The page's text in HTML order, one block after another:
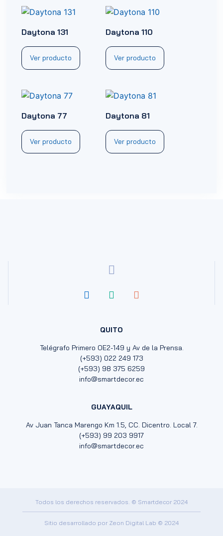
Daytona 131
Ver producto
Daytona 110
Ver producto
Daytona 77
Ver producto
Daytona 81
Ver producto
QUITO
Telégrafo Primero OE2-149 y Av de la Prensa.
(+593) 022 249 173
(+593) 98 375 6259
info@smartdecor.ec
GUAYAQUIL
Av Juan Tanca Marengo Km 1.5, CC. Dicentro. Local 7.
(+593) 99 203 9917
info@smartdecor.ec
Sitio desarrollado por Zeon Digital Lab © 2024
Todos los derechos reservados. © Smartdecor 2024